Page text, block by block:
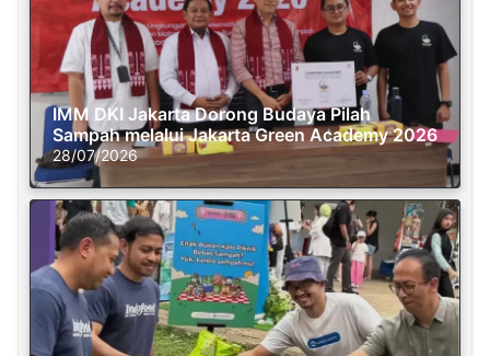
IMM DKI Jakarta Dorong Budaya Pilah
Sampah melalui Jakarta Green Academy 2026
28/07/2026